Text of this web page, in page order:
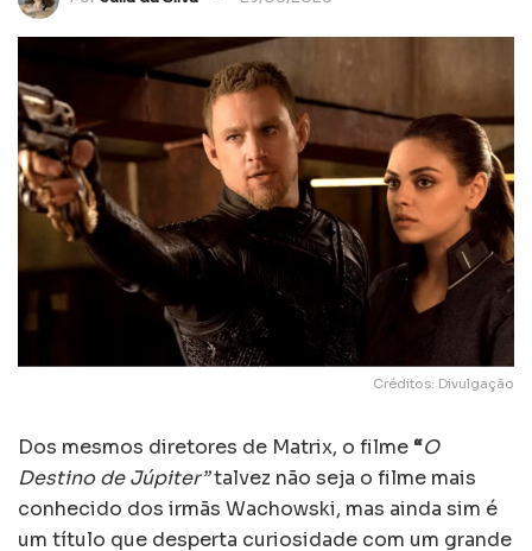
Créditos: Divulgação
Dos mesmos diretores de Matrix, o filme “O
Destino de Júpiter”talvez não seja o filme mais
conhecido dos irmãs Wachowski, mas ainda sim é
um título que desperta curiosidade com um grande